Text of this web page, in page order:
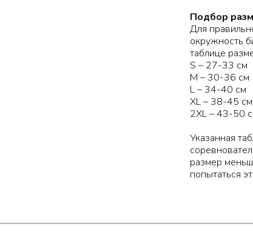
Подбор
Для
окружность
таблице
S – 27-33 см
M – 30-36 см
L – 34-40 см
XL – 38-45 см
2XL – 43-50
Указанная
размер
попытаться